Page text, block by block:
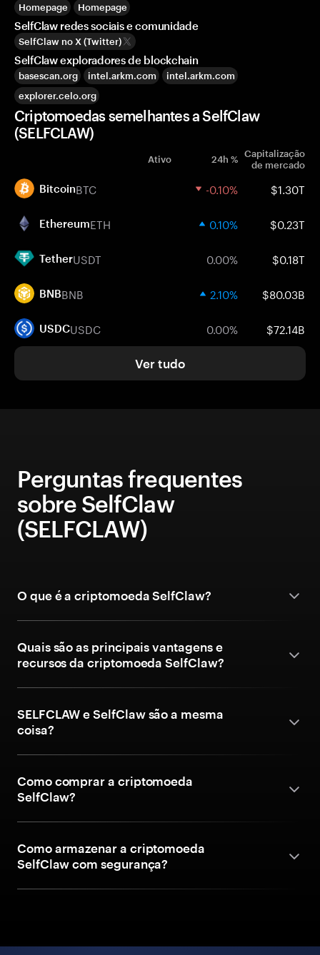
Homepage Homepage
SelfClaw redes sociais e comunidade
SelfClaw no X (Twitter)
SelfClaw exploradores de blockchain
basescan.org intel.arkm.com
intel.arkm.com
explorer.celo.org
Criptomoedas semelhantes a SelfClaw
(SELFCLAW)
Ativo 24h % Capitalização
de mercado
BitcoinBTC -0.10% $1.30T
EthereumETH 0.10% $0.23T
TetherUSDT 0.00% $0.18T
BNBBNB 2.10% $80.03B
USDCUSDC 0.00% $72.14B
Ver tudo
Perguntas frequentes
sobre SelfClaw
(SELFCLAW)
O que é a criptomoeda SelfClaw?
Quais são as principais vantagens e
recursos da criptomoeda SelfClaw?
SELFCLAW e SelfClaw são a mesma
coisa?
Como comprar a criptomoeda
SelfClaw?
Como armazenar a criptomoeda
SelfClaw com segurança?